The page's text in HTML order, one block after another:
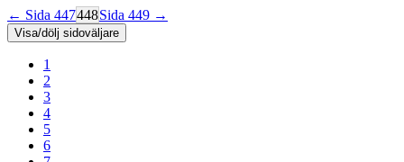
← Sida 447448Sida 449 →
Visa/dölj sidoväljare
1
2
3
4
5
6